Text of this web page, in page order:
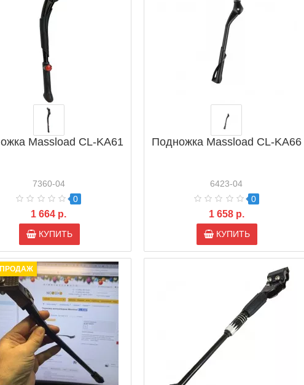
Massload CL-KA61
7360-04
0
1 664 р.
КУПИТЬ
Подножка Massload CL-KA66
6423-04
0
1 658 р.
КУПИТЬ